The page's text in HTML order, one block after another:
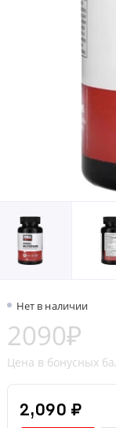
Нет в наличии
2090₽
Цена в бонусных
2,090 ₽